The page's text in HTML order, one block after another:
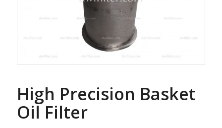
High Precision Basket
Oil Filter